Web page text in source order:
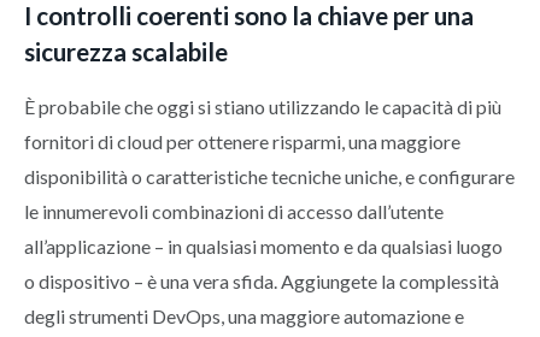
I controlli coerenti sono la chiave per una
sicurezza scalabile
È probabile che oggi si stiano utilizzando le capacità di più
fornitori di cloud per ottenere risparmi, una maggiore
disponibilità o caratteristiche tecniche uniche, e configurare
le innumerevoli combinazioni di accesso dall’utente
all’applicazione – in qualsiasi momento e da qualsiasi luogo
o dispositivo – è una vera sfida. Aggiungete la complessità
degli strumenti DevOps, una maggiore automazione e